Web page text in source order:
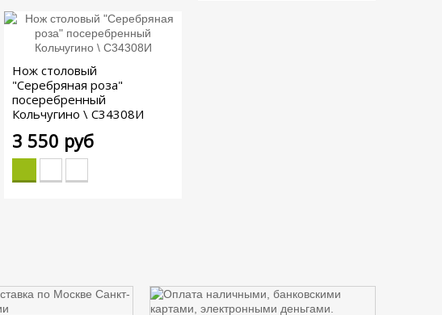
Нож столовый
"Серебряная роза"
посеребренный
Кольчугино \ С34308И
3 550 руб